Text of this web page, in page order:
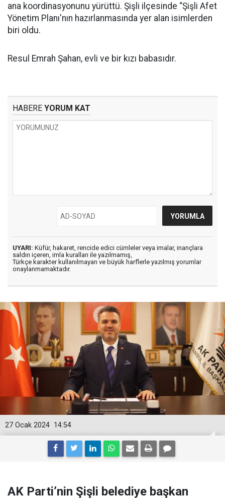
ana koordinasyonunu yürüttü. Şişli ilçesinde “Şişli Afet
Yönetim Planı'nın hazırlanmasında yer alan isimlerden
biri oldu.
Resul Emrah Şahan, evli ve bir kızı babasıdır.
HABERE YORUM KAT
UYARI: Küfür, hakaret, rencide edici cümleler veya imalar, inançlara
saldırı içeren, imla kuralları ile yazılmamış,
Türkçe karakter kullanılmayan ve büyük harflerle yazılmış yorumlar
onaylanmamaktadır.
14:54
27 Ocak 2024
AK Parti’nin Şişli belediye başkan